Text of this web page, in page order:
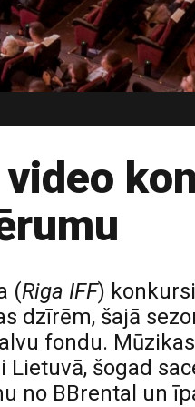
(Riga IFF)
dzīrēm, šajā
fondu.
šogad
no BBrental un